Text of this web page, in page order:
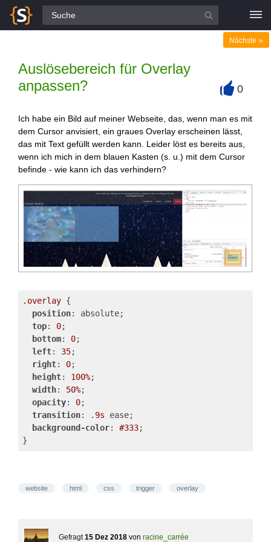
Alle Fragen
Auslösebereich für Overlay
anpassen?
Nächste »
0
Ich habe ein Bild auf meiner Webseite, das, wenn man es mit
dem Cursor anvisiert, ein graues Overlay erscheinen lässt,
das mit Text gefüllt werden kann. Leider löst es bereits aus,
wenn ich mich in dem blauen Kasten (s. u.) mit dem Cursor
befinde - wie kann ich das verhindern?
.overlay {
position: absolute;
top: 0;
bottom: 0;
left: 35;
right: 0;
height: 100%;
width: 50%;
opacity: 0;
transition: . 9s ease;
background-color: #333;
}
website html css trigger overlay
Gefragt 15 Dez 2018 von racine_carrée